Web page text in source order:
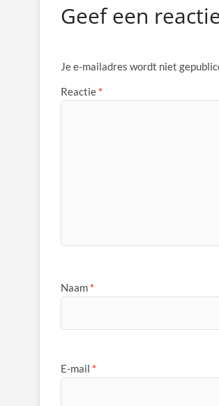
Geef een
Je e-mailadres wordt niet
Reactie *
Naam *
E-mail *